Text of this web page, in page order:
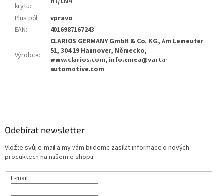
krytu::
Plus pól:
vpravo
EAN: 4016987167243
Výrobce:
CLARIOS GERMANY GmbH & Co. KG, Am Leineufer
51, 304 19 Hannover, Německo,
www.clarios.com, info.emea@varta-
automotive.com
Odebírat newsletter
Vložte svůj e-mail a my vám budeme zasílat informace o nových
produktech na našem e-shopu.
E-mail